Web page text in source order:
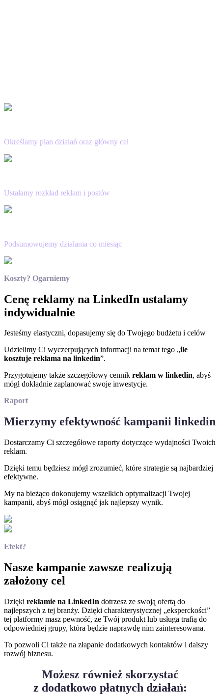
Określamy plan działań oraz główny cel
Ustalamy rozkład reklam i postów
Podsumowujemy działania co miesiąc
Koszty? Ogarniemy
Cenę reklamy na LinkedIn ustalamy
indywidualnie
Jesteśmy elastyczni, dopasujemy się do Twojego budżetu i celów
Udzielimy Ci wyczerpujących informacji na temat tego „ile
kosztuje reklama na linkedin”.
Przygotujemy także szczegółowy cennik reklam w linkedin, abyś
mógł dokładnie zaplanować swoje inwestycje.
Raport
Mierzymy efektywność kampanii linkedin
Dostarczamy Ci szczegółowe raporty dotyczące wydajności Twoich
reklam.
Dzięki temu będziesz mógł zrozumieć, które strategie są najbardziej
efektywne.
My na bieżąco dokonujemy wszelkich optymalizacji Twojej
kampanii, abyś mógł osiągnąć jak najlepszy wynik.
Efekt?
Nasze kampanie zawsze realizują
założony cel
Dzięki reklamie na LinkedIn dotrzesz ze swoją ofertą do
najlepszych z tej branży. Dzięki charakterystycznej „eksperckości”
tej platformy masz pewność, że Twój produkt lub usługa trafią do
odpowiedniej grupy, która będzie naprawdę nim zainteresowana.
To pozwoli Ci także na złapanie dodatkowych kontaktów i dalszy
rozwój biznesu.
Możesz również skorzystać
z dodatkowo płatnych działań: